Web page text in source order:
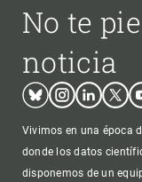
No te
noticia
BlueskyInstagram
LinkedinTwitter
Vivimos en una época
donde los datos
disponemos de un